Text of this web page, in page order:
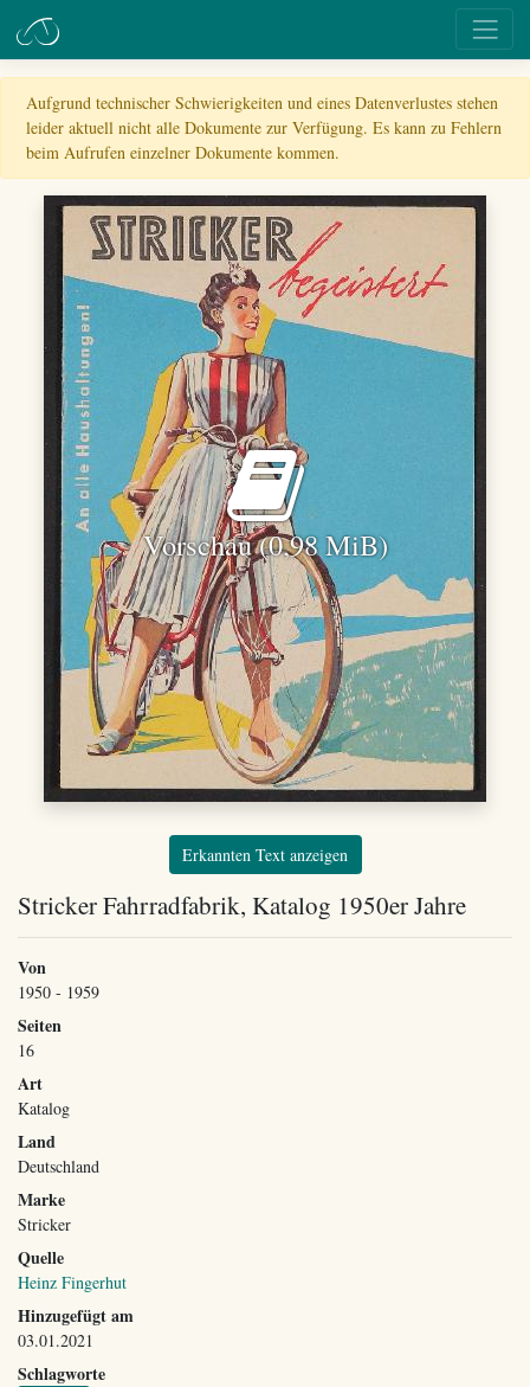
Aufgrund technischer Schwierigkeiten und eines Datenverlustes stehen
leider aktuell nicht alle Dokumente zur Verfügung. Es kann zu Fehlern
beim Aufrufen einzelner Dokumente kommen.
Vorschau (0,98 MiB)
Erkannten Text anzeigen
Stricker Fahrradfabrik, Katalog 1950er Jahre
Von
1950 - 1959
Seiten
16
Art
Katalog
Land
Deutschland
Marke
Stricker
Quelle
Heinz Fingerhut
Hinzugefügt am
03.01.2021
Schlagworte